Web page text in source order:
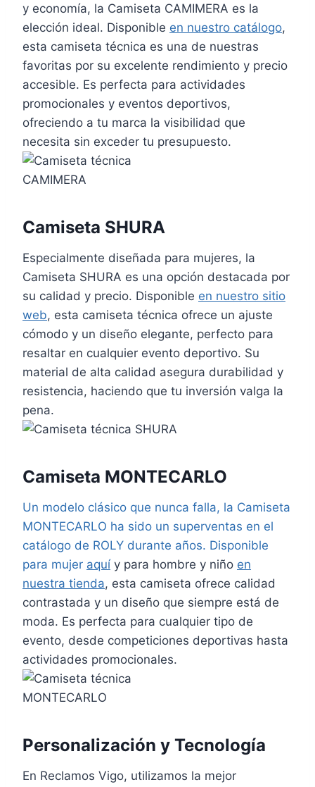
y economía, la Camiseta CAMIMERA es la
elección ideal. Disponible en nuestro catálogo,
esta camiseta técnica es una de nuestras
favoritas por su excelente rendimiento y precio
accesible. Es perfecta para actividades
promocionales y eventos deportivos,
ofreciendo a tu marca la visibilidad que
necesita sin exceder tu presupuesto.
Camiseta SHURA
Especialmente diseñada para mujeres, la
Camiseta SHURA es una opción destacada por
su calidad y precio. Disponible en nuestro sitio
web, esta camiseta técnica ofrece un ajuste
cómodo y un diseño elegante, perfecto para
resaltar en cualquier evento deportivo. Su
material de alta calidad asegura durabilidad y
resistencia, haciendo que tu inversión valga la
pena.
Camiseta MONTECARLO
Un modelo clásico que nunca falla, la Camiseta
MONTECARLO ha sido un superventas en el
catálogo de ROLY durante años. Disponible
para mujer aquíy para hombre y niño en
nuestra tienda, esta camiseta ofrece calidad
contrastada y un diseño que siempre está de
moda. Es perfecta para cualquier tipo de
evento, desde competiciones deportivas hasta
actividades promocionales.
Personalización y Tecnología
En Reclamos Vigo, utilizamos la mejor